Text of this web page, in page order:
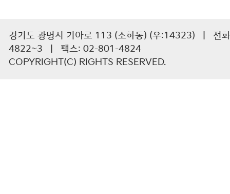
경기도 광명시 기아로 113 (소하동) (우:14323) | 전
4822~3 | 팩스: 02-801-4824
COPYRIGHT(C) RIGHTS RESERVED.